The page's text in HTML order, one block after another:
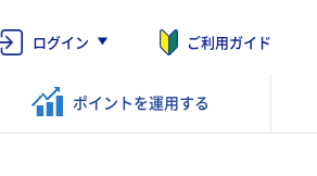
ログイン ご利用ガイド
ポイントを運用する